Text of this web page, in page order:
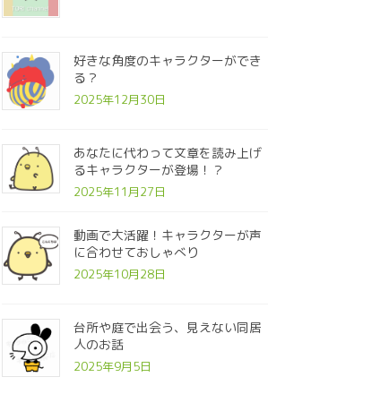
好きな角度のキャラクターができ
る？
2025年12月30日
あなたに代わって文章を読み上げ
るキャラクターが登場！？
2025年11月27日
動画で大活躍！キャラクターが声
に合わせておしゃべり
2025年10月28日
台所や庭で出会う、見えない同居
人のお話
2025年9月5日